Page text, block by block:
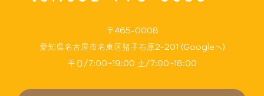
〒465-0008
愛知県名古屋市名東区猪子石原2-201 (Googleへ)
平日/7:00~19:00 土/7:00~18:00